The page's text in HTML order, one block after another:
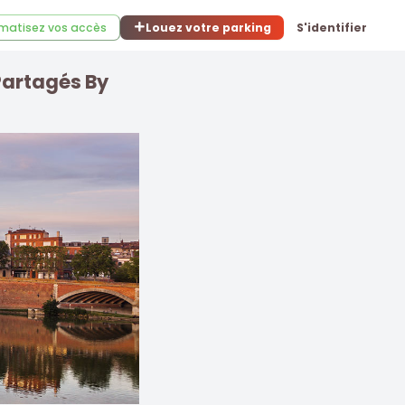
vos accès Louez votre parking S'identifier
By